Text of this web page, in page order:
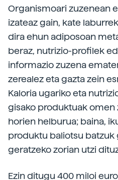
Organismoari zuzenean
izateaz gain, kate
dira ehun adiposoan
beraz, nutrizio-profilek
informazio zuzena
zerealez eta gazta zein
Kaloria ugariko eta
gisako produktuak omen
horien helburua; baina,
produktu baliotsu batzuk
geratzeko zorian utzi
Ezin ditugu 400 miloi